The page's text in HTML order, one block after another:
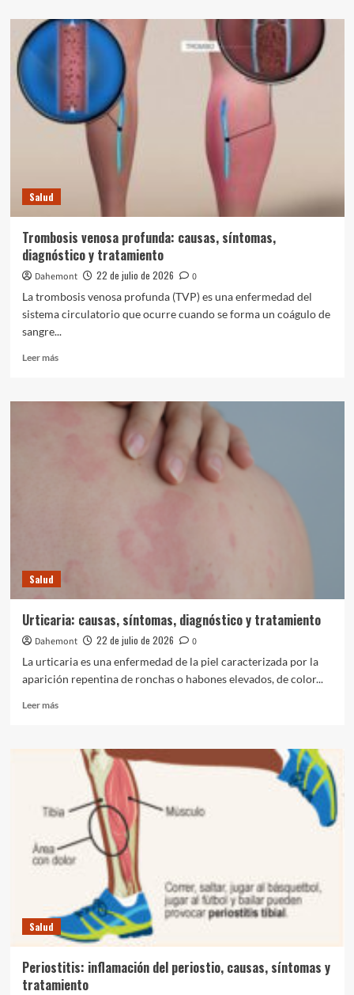
Gonorrea:
qué
síntomas,
diagnóstico,
tratamiento
y
prevención
Salud
Trombosis venosa profunda: causas, síntomas,
diagnóstico y tratamiento
Dahemont 22 de julio de 2026
0
La trombosis venosa profunda (TVP) es una enfermedad del
sistema circulatorio que ocurre cuando se forma un coágulo de
sangre...
Leer másLeer
Trombosis
Salud
Urticaria: causas, síntomas, diagnóstico y tratamiento
Dahemont 22 de julio de 2026
0
La urticaria es una enfermedad de la piel caracterizada por la
aparición repentina de ronchas o habones elevados, de color...
Leer másLeer
Urticaria:
causas,
síntomas,
diagnóstico
y
tratamiento
Salud
Periostitis: inflamación del periostio, causas, síntomas y
tratamiento